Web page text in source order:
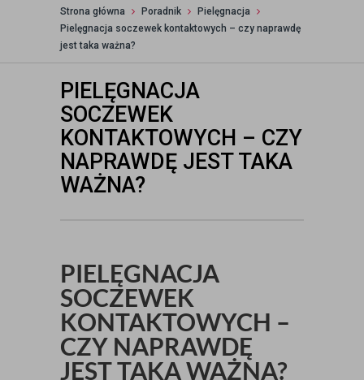
Strona główna Poradnik
Pielęgnacja
Pielęgnacja soczewek kontaktowych – czy naprawdę
jest taka ważna?
PIELĘGNACJA
SOCZEWEK
KONTAKTOWYCH – CZY
NAPRAWDĘ JEST TAKA
WAŻNA?
PIELĘGNACJA
SOCZEWEK
KONTAKTOWYCH –
CZY NAPRAWDĘ
JEST TAKA WAŻNA?